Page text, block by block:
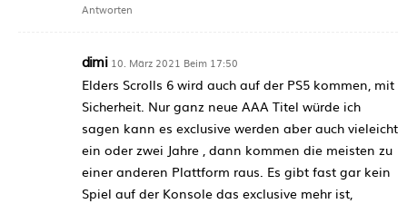
Antworten
dimi 10. März 2021 Beim 17:50
Elders Scrolls 6 wird auch auf der PS5 kommen, mit
Sicherheit. Nur ganz neue AAA Titel würde ich
sagen kann es exclusive werden aber auch vieleicht
ein oder zwei Jahre , dann kommen die meisten zu
einer anderen Plattform raus. Es gibt fast gar kein
Spiel auf der Konsole das exclusive mehr ist,